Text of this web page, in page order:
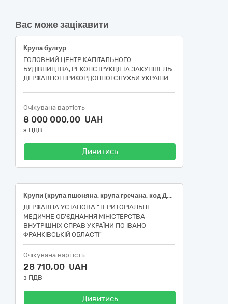
Вас може зацікавити
Крупа булгур
ГОЛОВНИЙ ЦЕНТР КАПІТАЛЬНОГО
БУДІВНИЦТВА, РЕКОНСТРУКЦІЇ ТА ЗАКУПІВЕЛЬ
ДЕРЖАВНОЇ ПРИКОРДОННОЇ СЛУЖБИ УКРАЇНИ
Очікувана вартість
8 000 000,00 UAH
з ПДВ
Дивитись
Крупи (крупа пшоняна, крупа гречана, код ДК 021:2015:15610000-7 Продукція борошномельно-круп'яної промисловості)
ДЕРЖАВНА УСТАНОВА "ТЕРИТОРІАЛЬНЕ
МЕДИЧНЕ ОБ'ЄДНАННЯ МІНІСТЕРСТВА
ВНУТРІШНІХ СПРАВ УКРАЇНИ ПО ІВАНО-
ФРАНКІВСЬКІЙ ОБЛАСТІ"
Очікувана вартість
28 710,00 UAH
з ПДВ
Дивитись